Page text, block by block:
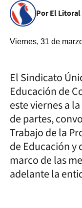
Por El Litoral
Viernes, 31 de
El Sindicato
Educación de
este viernes a
de partes,
Trabajo de la
de Educación y
marco de las
adelante la